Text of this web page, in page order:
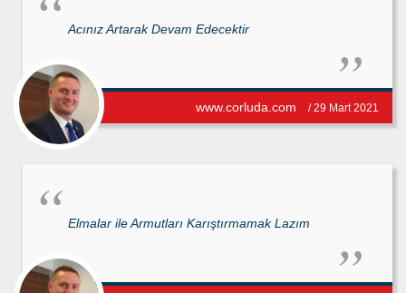
Acınız Artarak Devam Edecektir
www.corluda.com / 29 Mart 2021
Elmalar ile Armutları Karıştırmamak Lazım